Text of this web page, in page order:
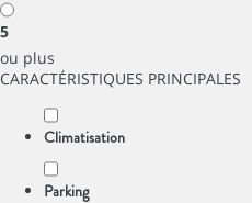
5
ou plus
CARACTÉRISTIQUES PRINCIPALES
Climatisation
Parking